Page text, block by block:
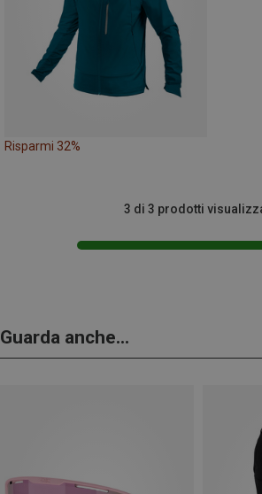
Risparmi 32%
3 di 3 prodotti
Guarda anche...